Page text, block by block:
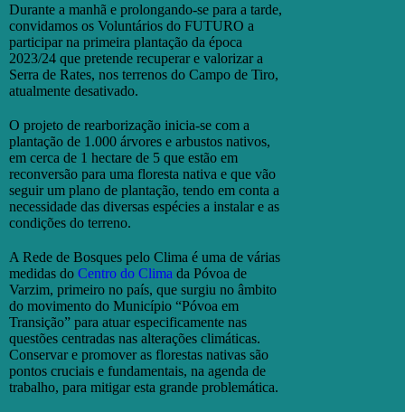
Durante a manhã e prolongando-se para a tarde,
convidamos os Voluntários do FUTURO a
participar na primeira plantação da época
2023/24 que pretende recuperar e valorizar a
Serra de Rates, nos terrenos do Campo de Tiro,
atualmente desativado.
O projeto de rearborização inicia-se com a
plantação de 1.000 árvores e arbustos nativos,
em cerca de 1 hectare de 5 que estão em
reconversão para uma floresta nativa e que vão
seguir um plano de plantação, tendo em conta a
necessidade das diversas espécies a instalar e as
condições do terreno.
A Rede de Bosques pelo Clima é uma de várias
medidas do Centro do Clima da Póvoa de
Varzim, primeiro no país, que surgiu no âmbito
do movimento do Município “Póvoa em
Transição” para atuar especificamente nas
questões centradas nas alterações climáticas.
Conservar e promover as florestas nativas são
pontos cruciais e fundamentais, na agenda de
trabalho, para mitigar esta grande problemática.